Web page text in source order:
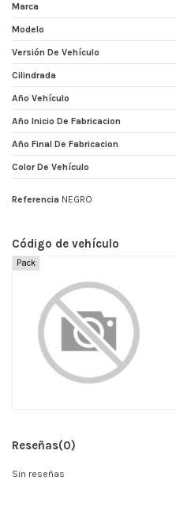
Marca
Modelo
Versión De Vehículo
Cilindrada
Año Vehículo
Año Inicio De Fabricacion
Año Final De Fabricacion
Color De Vehículo
Referencia NEGRO
Código de vehículo
Pack
Reseñas(0)
Sin reseñas